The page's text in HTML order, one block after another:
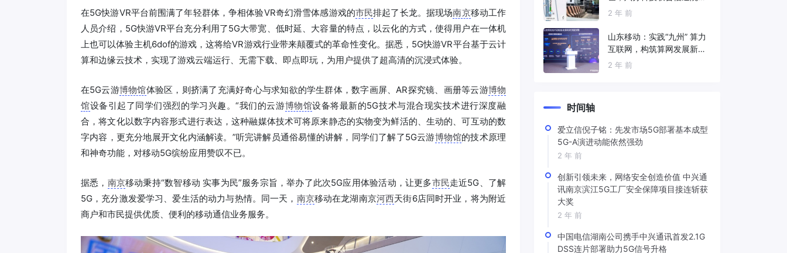
在5G快游VR平台前围满了年轻群体，争相体验VR奇幻滑雪体感游戏的市民排起了长龙。据现场南京移动工作
人员介绍，5G快游VR平台充分利用了5G大带宽、低时延、大容量的特点，以云化的方式，使得用户在一体机
上也可以体验主机6dof的游戏，这将给VR游戏行业带来颠覆式的革命性变化。据悉，5G快游VR平台基于云计
算和边缘云技术，实现了游戏云端运行、无需下载、即点即玩，为用户提供了超高清的沉浸式体验。
在5G云游博物馆体验区，则挤满了充满好奇心与求知欲的学生群体，数字画屏、AR探究镜、画册等云游博物
馆设备引起了同学们强烈的学习兴趣。“我们的云游博物馆设备将最新的5G技术与混合现实技术进行深度融
合，将文化以数字内容形式进行表达，这种融媒体技术可将原来静态的实物变为鲜活的、生动的、可互动的数
字内容，更充分地展开文化内涵解读。”听完讲解员通俗易懂的讲解，同学们了解了5G云游博物馆的技术原理
和神奇功能，对移动5G缤纷应用赞叹不已。
据悉， 南京移动秉持“数智移动 实事为民”服务宗旨，举办了此次5G应用体验活动，让更多市民走近5G、了解
5G，充分激发爱学习、爱生活的动力与热情。同一天， 南京移动在龙湖南京河西天街6店同时开业，将为附近
商户和市民提供优质、便利的移动通信业务服务。
布免费服务
2 年 前
山东移动：实践“九州” 算力
互联网，构筑算网发展新底
座
2 年 前
时间轴
爱立信倪子铭：先发市场5G部署基本成型
5G-A演进动能依然强劲
2 年 前
创新引领未来，网络安全创造价值 中兴通
讯南京滨江5G工厂安全保障项目接连斩获
大奖
2 年 前
中国电信湖南公司携手中兴通讯首发2.1G
DSS连片部署助力5G信号升格